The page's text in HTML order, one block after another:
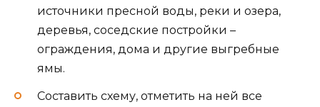
источники пресной воды, реки и озера,
деревья, соседские постройки –
ограждения, дома и другие выгребные
ямы.
Составить схему, отметить на ней все